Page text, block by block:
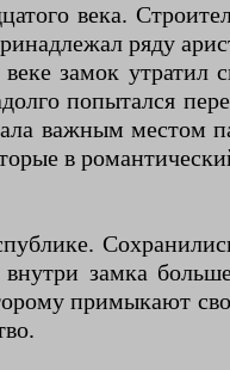
века.
ряду
замок утратил
попытался
важным местом
в
замка
примыкают